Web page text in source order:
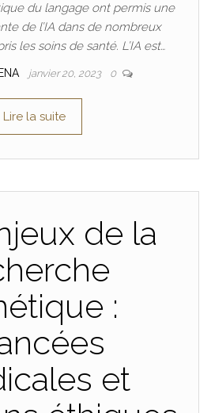
du langage ont permis une
de l’IA dans de nombreux
les soins de santé. L’IA est…
janvier 20, 2023 0
Lire la suite
de la
:
et